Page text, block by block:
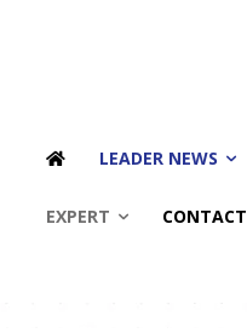
LEADER NEWS
EXPERT CONTACT